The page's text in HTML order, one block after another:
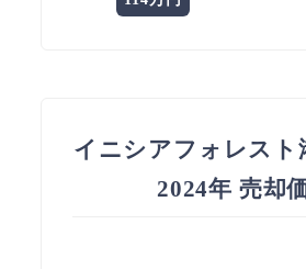
イニシアフォレスト
2024年 売却